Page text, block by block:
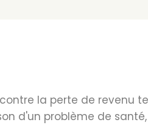
la perte de revenu
d'un problème de